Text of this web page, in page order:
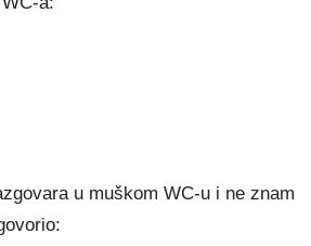
u muškom WC-u i ne znam